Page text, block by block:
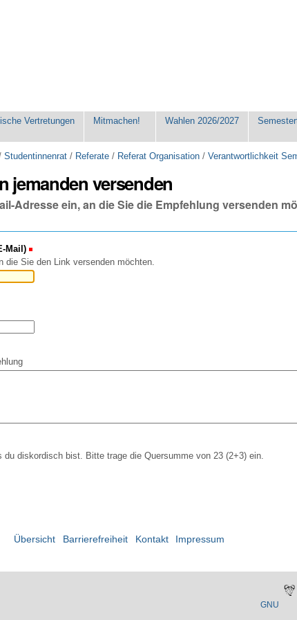
Vertretungen Mitmachen! Wahlen 2026/2027
Studentinnenrat / Referate / Referat Organisation /Verantwortlichkeit
jemanden versenden
Adresse ein, an die Sie die Empfehlung versenden
Mail)
die Sie den Link versenden möchten.
du diskordisch bist. Bitte trage die Quersumme von 23 (2+3) ein.
Übersicht Barrierefreiheit Kontakt Impressum
GNU